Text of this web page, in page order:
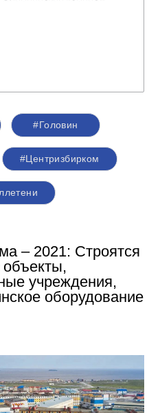
#Головин
#Центризбирком
– 2021: Строятся
учреждения,
оборудование